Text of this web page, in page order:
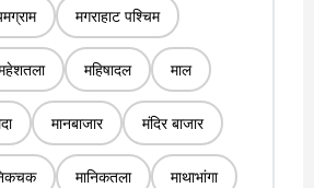
मगराहाट पश्चिम
महिषादल माल
मानबाजार मंदिर बाजार
मानिकतला माथाभांगा